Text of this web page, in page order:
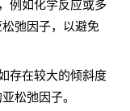
例如化学反应或多
弛因子，以避免
存在较大的倾斜度
松弛因子。